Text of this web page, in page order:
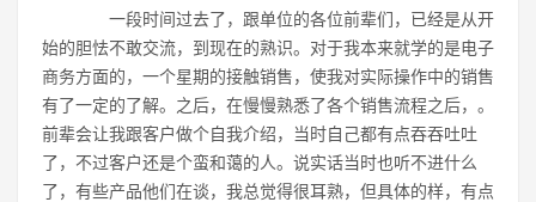
一段时间过去了，跟单位的各位前辈们，已经是从开
始的胆怯不敢交流，到现在的熟识。对于我本来就学的是电子
商务方面的，一个星期的接触销售，使我对实际操作中的销售
有了一定的了解。之后，在慢慢熟悉了各个销售流程之后，。
前辈会让我跟客户做个自我介绍，当时自己都有点吞吞吐吐
了，不过客户还是个蛮和蔼的人。说实话当时也听不进什么
了，有些产品他们在谈，我总觉得很耳熟，但具体的样，有点